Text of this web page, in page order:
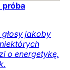
próba
jakoby
o energetykę,